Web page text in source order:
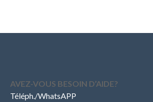
AVEZ-VOUS BESOIN D’AIDE?
Téléph./WhatsAPP